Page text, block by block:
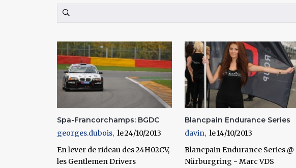
Spa-Francorchamps: BGDC
georges.dubois
24/10/2013
En lever de rideau des 24H02CV,
les Gentlemen Drivers
Blancpain Endurance Series
davin
14/10/2013
Blancpain Endurance Series @
Nürburgring - Marc VDS
Pages